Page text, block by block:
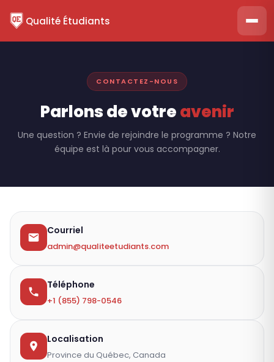
Qualité Étudiants
CONTACTEZ-NOUS
Parlons de votreavenir
Une question ? Envie de rejoindre le programme ? Notre
équipe est là pour vous accompagner.
Courriel
admin@qualiteetudiants.com
Téléphone
+1 (855) 798-0546
Localisation
Province du Québec, Canada